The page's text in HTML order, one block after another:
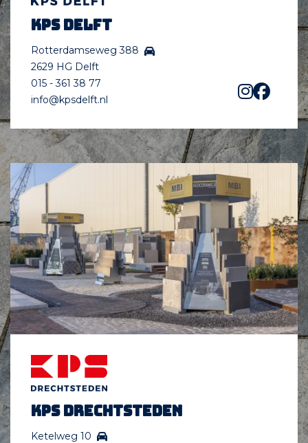
KPS Delft
Rotterdamseweg 388
2629 HG Delft
015 - 361 38 77
info@kpsdelft.nl
KPS Drechtsteden
Ketelweg 10